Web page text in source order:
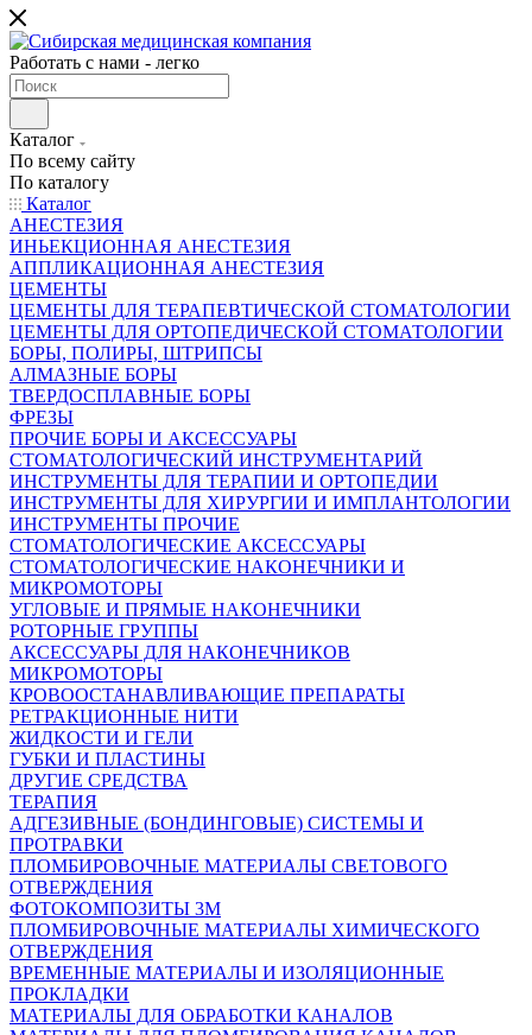
Работать с нами - легко
Каталог
По всему сайту
По каталогу
Каталог
АНЕСТЕЗИЯ
ИНЬЕКЦИОННАЯ АНЕСТЕЗИЯ
АППЛИКАЦИОННАЯ АНЕСТЕЗИЯ
ЦЕМЕНТЫ
ЦЕМЕНТЫ ДЛЯ ТЕРАПЕВТИЧЕСКОЙ СТОМАТОЛОГИИ
ЦЕМЕНТЫ ДЛЯ ОРТОПЕДИЧЕСКОЙ СТОМАТОЛОГИИ
БОРЫ, ПОЛИРЫ, ШТРИПСЫ
АЛМАЗНЫЕ БОРЫ
ТВЕРДОСПЛАВНЫЕ БОРЫ
ФРЕЗЫ
ПРОЧИЕ БОРЫ И АКСЕССУАРЫ
СТОМАТОЛОГИЧЕСКИЙ ИНСТРУМЕНТАРИЙ
ИНСТРУМЕНТЫ ДЛЯ ТЕРАПИИ И ОРТОПЕДИИ
ИНСТРУМЕНТЫ ДЛЯ ХИРУРГИИ И ИМПЛАНТОЛОГИИ
ИНСТРУМЕНТЫ ПРОЧИЕ
СТОМАТОЛОГИЧЕСКИЕ АКСЕССУАРЫ
СТОМАТОЛОГИЧЕСКИЕ НАКОНЕЧНИКИ И
МИКРОМОТОРЫ
УГЛОВЫЕ И ПРЯМЫЕ НАКОНЕЧНИКИ
РОТОРНЫЕ ГРУППЫ
АКСЕССУАРЫ ДЛЯ НАКОНЕЧНИКОВ
МИКРОМОТОРЫ
КРОВООСТАНАВЛИВАЮЩИЕ ПРЕПАРАТЫ
РЕТРАКЦИОННЫЕ НИТИ
ЖИДКОСТИ И ГЕЛИ
ГУБКИ И ПЛАСТИНЫ
ДРУГИЕ СРЕДСТВА
ТЕРАПИЯ
АДГЕЗИВНЫЕ (БОНДИНГОВЫЕ) СИСТЕМЫ И
ПРОТРАВКИ
ПЛОМБИРОВОЧНЫЕ МАТЕРИАЛЫ СВЕТОВОГО
ОТВЕРЖДЕНИЯ
ФОТОКОМПОЗИТЫ 3М
ПЛОМБИРОВОЧНЫЕ МАТЕРИАЛЫ ХИМИЧЕСКОГО
ОТВЕРЖДЕНИЯ
ВРЕМЕННЫЕ МАТЕРИАЛЫ И ИЗОЛЯЦИОННЫЕ
ПРОКЛАДКИ
МАТЕРИАЛЫ ДЛЯ ОБРАБОТКИ КАНАЛОВ